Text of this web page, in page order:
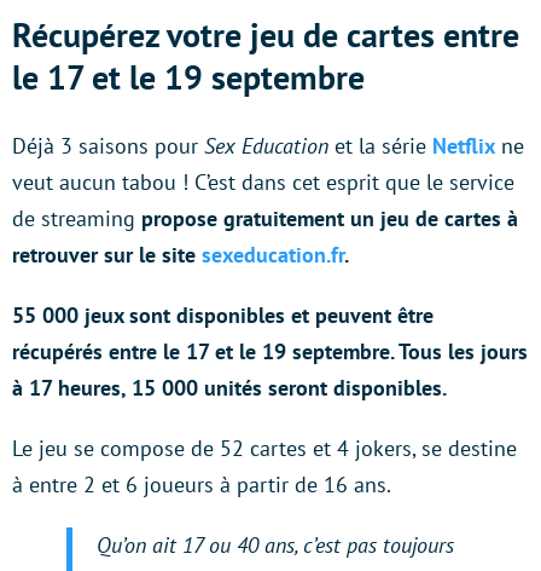
Récupérez votre jeu de cartes entre
le 17 et le 19 septembre
Déjà 3 saisons pour Sex Education et la série Netflix ne
veut aucun tabou ! C’est dans cet esprit que le service
de streaming propose gratuitement un jeu de cartes à
retrouver sur le site sexeducation.fr.
55 000 jeux sont disponibles et peuvent être
récupérés entre le 17 et le 19 septembre. Tous les jours
à 17 heures, 15 000 unités seront disponibles.
Le jeu se compose de 52 cartes et 4 jokers, se destine
à entre 2 et 6 joueurs à partir de 16 ans.
Qu’on ait 17 ou 40 ans, c’est pas toujours